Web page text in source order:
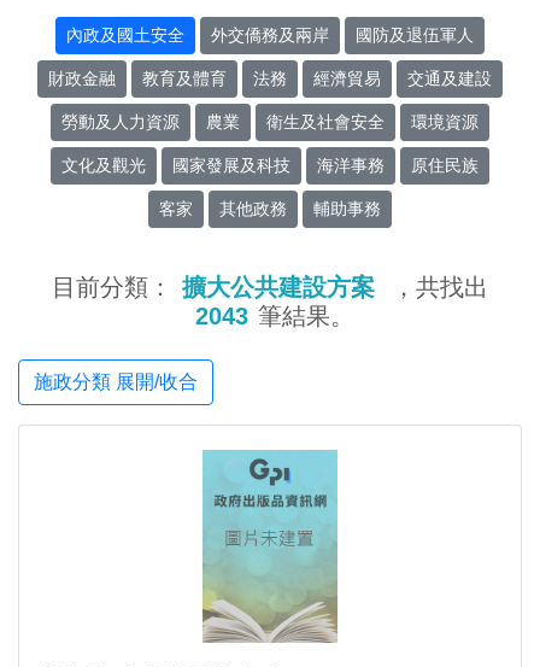
內政及國土安全 外交僑務及兩岸 國防及退伍軍人
財政金融 教育及體育 法務 經濟貿易 交通及建設
勞動及人力資源 農業 衛生及社會安全 環境資源
文化及觀光 國家發展及科技 海洋事務 原住民族
客家 其他政務 輔助事務
目前分類： 擴大公共建設方案
，共找出
2043 筆結果。
施政分類 展開/收合